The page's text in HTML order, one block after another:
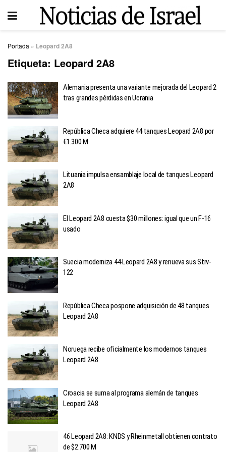
Portada » Leopard 2A8
Etiqueta: Leopard 2A8
Alemania presenta una variante mejorada del Leopard 2
tras grandes pérdidas en Ucrania
República Checa adquiere 44 tanques Leopard 2A8 por
€1.300 M
Lituania impulsa ensamblaje local de tanques Leopard
2A8
El Leopard 2A8 cuesta $30 millones: igual que un F-16
usado
Suecia moderniza 44 Leopard 2A8 y renueva sus Strv-
122
República Checa pospone adquisición de 48 tanques
Leopard 2A8
Noruega recibe oficialmente los modernos tanques
Leopard 2A8
Croacia se suma al programa alemán de tanques
Leopard 2A8
46 Leopard 2A8: KNDS y Rheinmetall obtienen contrato
de $2.700 M